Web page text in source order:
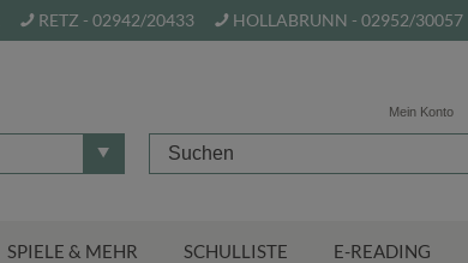
RETZ - 02942/20433 HOLLABRUNN - 02952/30057
Mein Konto
SPIELE & MEHR SCHULLISTE E-READING